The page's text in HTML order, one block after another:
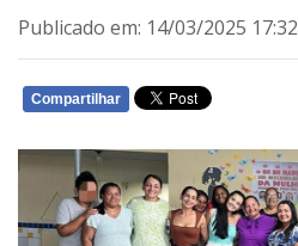
Publicado em: 14/03/2025 17:32
Compartilhar